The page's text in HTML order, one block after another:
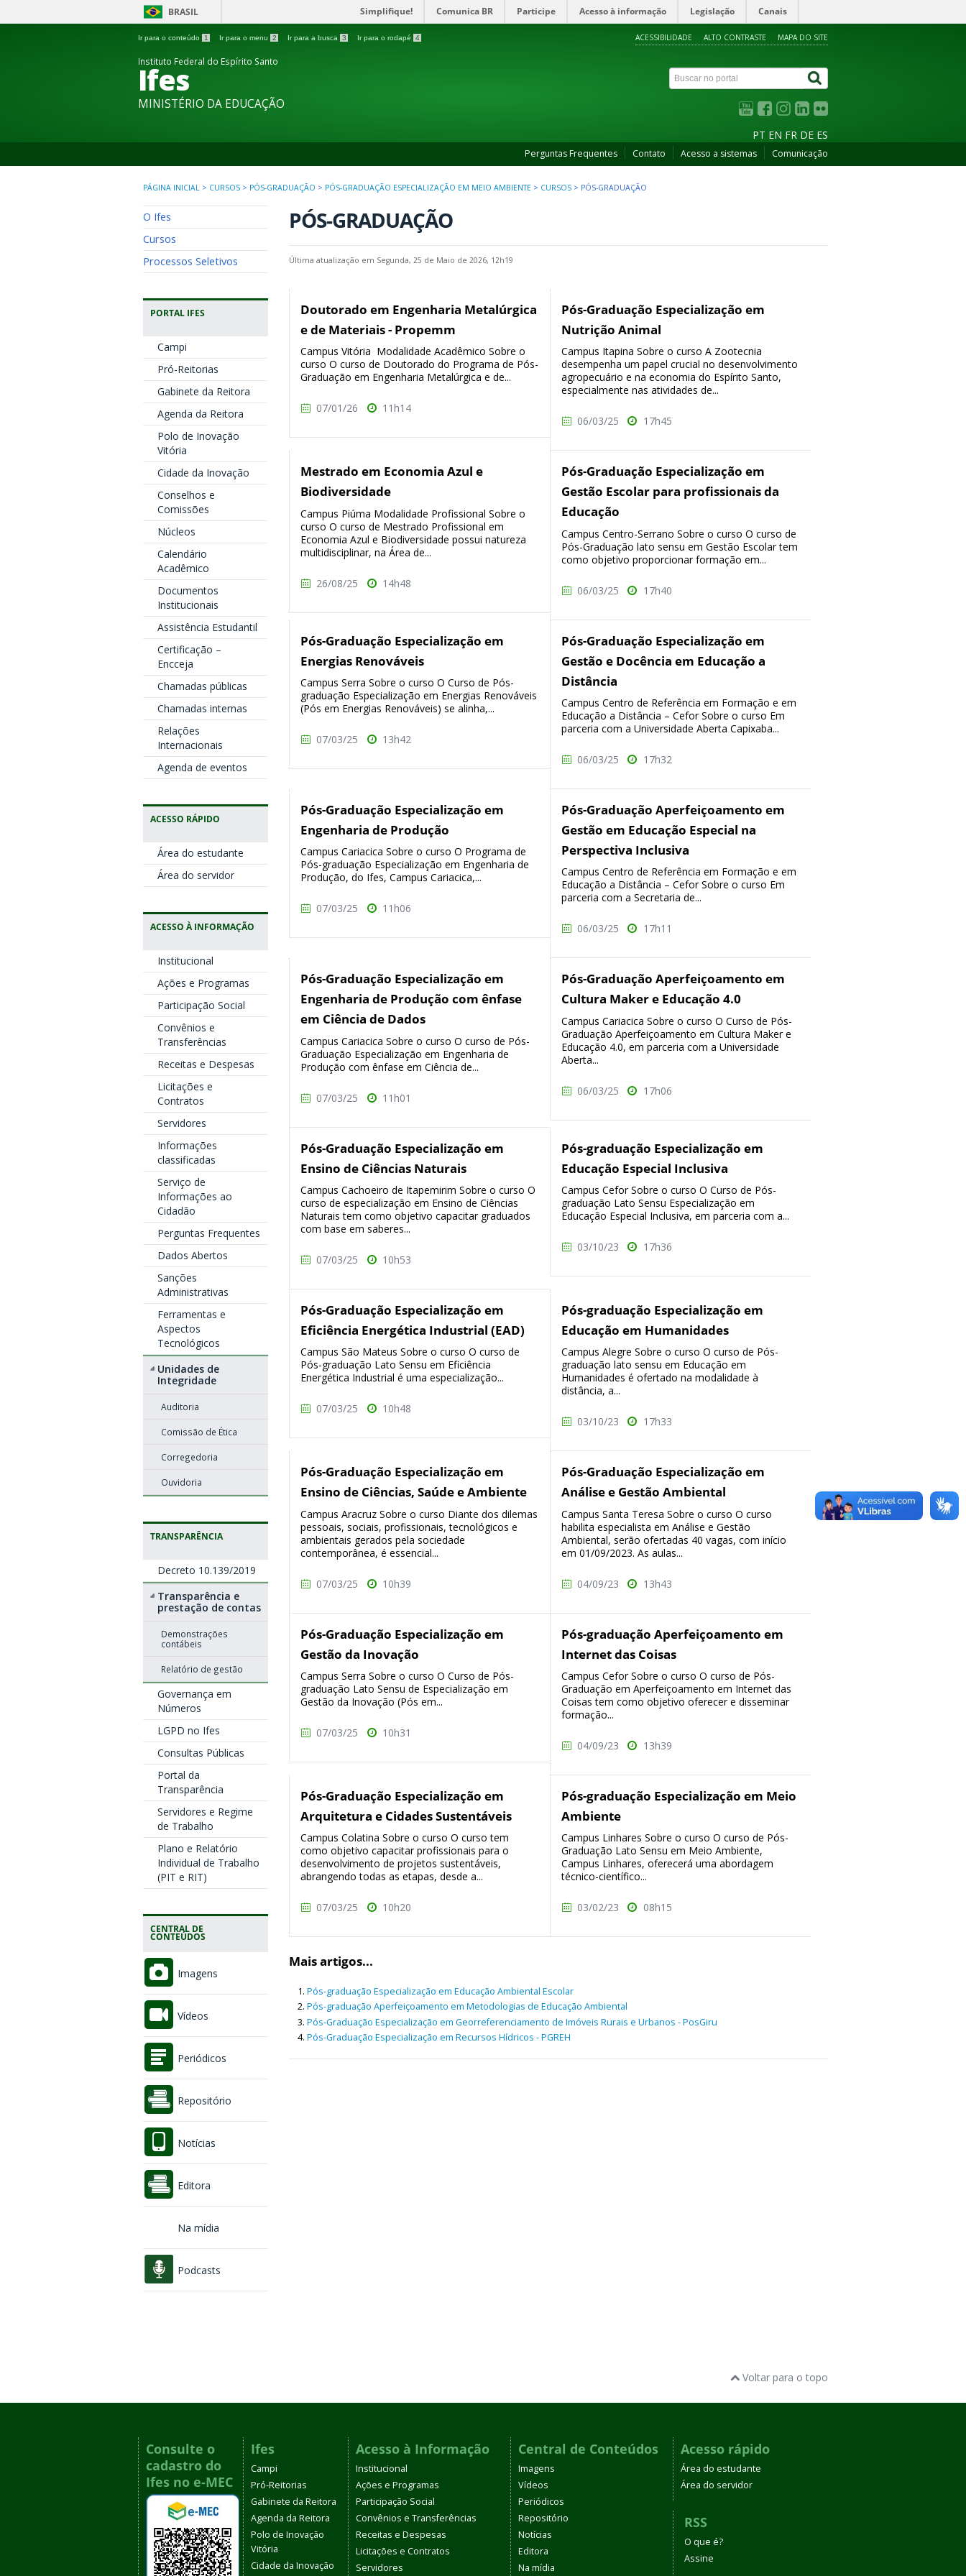
BRASIL Simplifique! Comunica BR Participe Acesso à informação Legislação Canais
Ir para o conteúdo 1 Ir para o menu 2 Ir para a busca 3 Ir para o rodapé 4 ACESSIBILIDADE ALTO CONTRASTE MAPA DO SITE
Instituto Federal do Espírito Santo
Ifes
MINISTÉRIO DA EDUCAÇÃO
PT EN FR DE ES
Perguntas Frequentes Contato Acesso a sistemas Comunicação
PÁGINA INICIAL > CURSOS > PÓS-GRADUAÇÃO > PÓS-GRADUAÇÃO ESPECIALIZAÇÃO EM MEIO AMBIENTE > CURSOS > PÓS-GRADUAÇÃO
O Ifes
Cursos
Processos Seletivos
PORTAL IFES
Campi
Pró-Reitorias
Gabinete da Reitora
Agenda da Reitora
Polo de Inovação
Vitória
Cidade da Inovação
Conselhos e
Comissões
Núcleos
Calendário
Acadêmico
Documentos
Institucionais
Assistência Estudantil
Certificação –
Encceja
Chamadas públicas
Chamadas internas
Relações
Internacionais
Agenda de eventos
ACESSO RÁPIDO
Área do estudante
Área do servidor
ACESSO À INFORMAÇÃO
Institucional
Ações e Programas
Participação Social
Convênios e
Transferências
Receitas e Despesas
Licitações e
Contratos
Servidores
Informações
classificadas
Serviço de
Informações ao
Cidadão
Perguntas Frequentes
Dados Abertos
Sanções
Administrativas
Ferramentas e
Aspectos
Tecnológicos
Unidades de
Integridade
Auditoria
Comissão de Ética
Corregedoria
Ouvidoria
TRANSPARÊNCIA
Decreto 10.139/2019
Transparência e
prestação de contas
Demonstrações
contábeis
Relatório de gestão
Governança em
Números
LGPD no Ifes
Consultas Públicas
Portal da
Transparência
Servidores e Regime
de Trabalho
Plano e Relatório
Individual de Trabalho
(PIT e RIT)
CENTRAL DE
CONTEÚDOS
Imagens
Vídeos
Periódicos
Repositório
Notícias
Editora
Na mídia
Podcasts
PÓS-GRADUAÇÃO
Última atualização em Segunda, 25 de Maio de 2026, 12h19
Doutorado em Engenharia Metalúrgica
e de Materiais - Propemm
Campus Vitória Modalidade Acadêmico Sobre o
curso O curso de Doutorado do Programa de Pós-
Graduação em Engenharia Metalúrgica e de...
07/01/26 11h14
Pós-Graduação Especialização em
Nutrição Animal
Campus Itapina Sobre o curso A Zootecnia
desempenha um papel crucial no desenvolvimento
agropecuário e na economia do Espírito Santo,
especialmente nas atividades de...
06/03/25 17h45
Mestrado em Economia Azul e
Biodiversidade
Campus Piúma Modalidade Profissional Sobre o
curso O curso de Mestrado Profissional em
Economia Azul e Biodiversidade possui natureza
multidisciplinar, na Área de...
26/08/25 14h48
Pós-Graduação Especialização em
Gestão Escolar para profissionais da
Educação
Campus Centro-Serrano Sobre o curso O curso de
Pós-Graduação lato sensu em Gestão Escolar tem
como objetivo proporcionar formação em...
06/03/25 17h40
Pós-Graduação Especialização em
Energias Renováveis
Campus Serra Sobre o curso O Curso de Pós-
graduação Especialização em Energias Renováveis
(Pós em Energias Renováveis) se alinha,...
07/03/25 13h42
Pós-Graduação Especialização em
Gestão e Docência em Educação a
Distância
Campus Centro de Referência em Formação e em
Educação a Distância – Cefor Sobre o curso Em
parceria com a Universidade Aberta Capixaba...
06/03/25 17h32
Pós-Graduação Especialização em
Engenharia de Produção
Campus Cariacica Sobre o curso O Programa de
Pós-graduação Especialização em Engenharia de
Produção, do Ifes, Campus Cariacica,...
07/03/25 11h06
Pós-Graduação Aperfeiçoamento em
Gestão em Educação Especial na
Perspectiva Inclusiva
Campus Centro de Referência em Formação e em
Educação a Distância – Cefor Sobre o curso Em
parceria com a Secretaria de...
06/03/25 17h11
Pós-Graduação Especialização em
Engenharia de Produção com ênfase
em Ciência de Dados
Campus Cariacica Sobre o curso O curso de Pós-
Graduação Especialização em Engenharia de
Produção com ênfase em Ciência de...
07/03/25 11h01
Pós-Graduação Aperfeiçoamento em
Cultura Maker e Educação 4.0
Campus Cariacica Sobre o curso O Curso de Pós-
Graduação Aperfeiçoamento em Cultura Maker e
Educação 4.0, em parceria com a Universidade
Aberta...
06/03/25 17h06
Pós-Graduação Especialização em
Ensino de Ciências Naturais
Campus Cachoeiro de Itapemirim Sobre o curso O
curso de especialização em Ensino de Ciências
Naturais tem como objetivo capacitar graduados
com base em saberes...
07/03/25 10h53
Pós-graduação Especialização em
Educação Especial Inclusiva
Campus Cefor Sobre o curso O Curso de Pós-
graduação Lato Sensu Especialização em
Educação Especial Inclusiva, em parceria com a...
03/10/23 17h36
Pós-Graduação Especialização em
Eficiência Energética Industrial (EAD)
Campus São Mateus Sobre o curso O curso de
Pós-graduação Lato Sensu em Eficiência
Energética Industrial é uma especialização...
07/03/25 10h48
Pós-graduação Especialização em
Educação em Humanidades
Campus Alegre Sobre o curso O curso de Pós-
graduação lato sensu em Educação em
Humanidades é ofertado na modalidade à
distância, a...
03/10/23 17h33
Pós-Graduação Especialização em
Ensino de Ciências, Saúde e Ambiente
Campus Aracruz Sobre o curso Diante dos dilemas
pessoais, sociais, profissionais, tecnológicos e
ambientais gerados pela sociedade
contemporânea, é essencial...
07/03/25 10h39
Pós-Graduação Especialização em
Análise e Gestão Ambiental
Campus Santa Teresa Sobre o curso O curso
habilita especialista em Análise e Gestão
Ambiental, serão ofertadas 40 vagas, com início
em 01/09/2023. As aulas...
04/09/23 13h43
Pós-Graduação Especialização em
Gestão da Inovação
Campus Serra Sobre o curso O Curso de Pós-
graduação Lato Sensu de Especialização em
Gestão da Inovação (Pós em...
07/03/25 10h31
Pós-graduação Aperfeiçoamento em
Internet das Coisas
Campus Cefor Sobre o curso O curso de Pós-
Graduação em Aperfeiçoamento em Internet das
Coisas tem como objetivo oferecer e disseminar
formação...
04/09/23 13h39
Pós-Graduação Especialização em
Arquitetura e Cidades Sustentáveis
Campus Colatina Sobre o curso O curso tem
como objetivo capacitar profissionais para o
desenvolvimento de projetos sustentáveis,
abrangendo todas as etapas, desde a...
07/03/25 10h20
Pós-graduação Especialização em Meio
Ambiente
Campus Linhares Sobre o curso O curso de Pós-
Graduação Lato Sensu em Meio Ambiente,
Campus Linhares, oferecerá uma abordagem
técnico-científico...
03/02/23 08h15
Mais artigos...
Pós-graduação Especialização em Educação Ambiental Escolar
Pós-graduação Aperfeiçoamento em Metodologias de Educação Ambiental
Pós-Graduação Especialização em Georreferenciamento de Imóveis Rurais e Urbanos - PosGiru
Pós-Graduação Especialização em Recursos Hídricos - PGREH
Voltar para o topo
Consulte o
cadastro do
Ifes no e-MEC
Ifes
Campi
Pró-Reitorias
Gabinete da Reitora
Agenda da Reitora
Polo de Inovação
Vitória
Cidade da Inovação
Acesso à Informação
Institucional
Ações e Programas
Participação Social
Convênios e Transferências
Receitas e Despesas
Licitações e Contratos
Servidores
Central de Conteúdos
Imagens
Vídeos
Periódicos
Repositório
Notícias
Editora
Na mídia
Acesso rápido
Área do estudante
Área do servidor
RSS
O que é?
Assine